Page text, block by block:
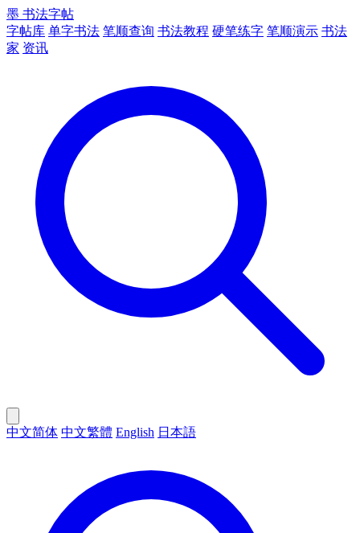
墨 书法字帖
字帖库 单字书法 笔顺查询 书法教程 硬笔练字 笔顺演示 书法
家 资讯
中文简体 中文繁體 English 日本語